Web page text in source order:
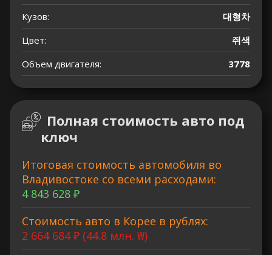
Кузов:
대형차
Цвет:
쥐색
Объем двигателя:
3778
Полная стоимость авто под
ключ
Итоговая стоимость автомобиля во
Владивостоке со всеми расходами:
4 843 628 ₽
Стоимость авто в Корее в рублях:
2 664 684 ₽ (44.8 млн. ₩)